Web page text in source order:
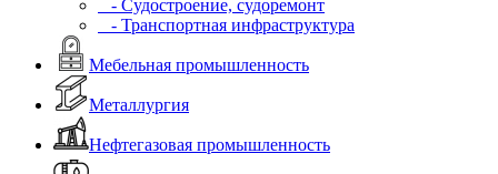
- Судостроение, судоремонт
- Транспортная инфраструктура
Мебельная промышленность
Металлургия
Нефтегазовая промышленность